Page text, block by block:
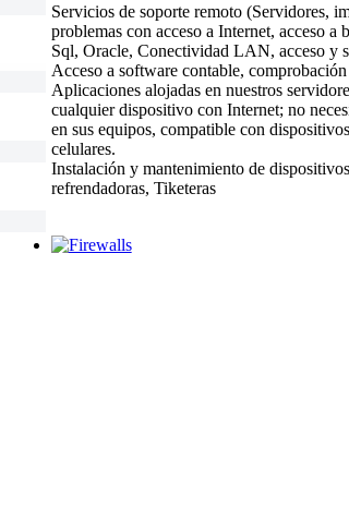
Servicios de soporte remoto (Servidores,
problemas con acceso a Internet, acceso a
Sql, Oracle, Conectividad LAN, acceso y
Acceso a software contable,
Aplicaciones alojadas en nuestros
cualquier dispositivo con Internet; no
en sus equipos, compatible con
celulares.
Instalación y mantenimiento de
refrendadoras, Tiketeras